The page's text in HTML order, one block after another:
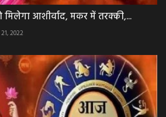
आशीर्वाद, मकर में तरक्की,...
2022